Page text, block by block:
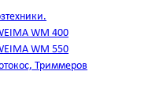
WM 400
WM 550
Триммеров